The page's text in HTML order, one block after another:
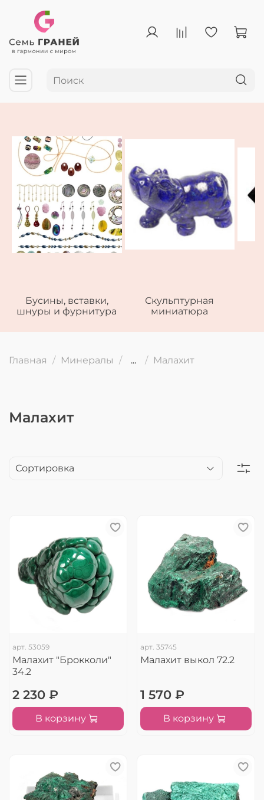
Бусины, вставки,
шнуры и фурнитура
Скульптурная
миниатюра
Главная Минералы ... Малахит
Малахит
арт. 53059
Малахит "Брокколи"
34.2
2 230 ₽
В корзину
арт. 35745
Малахит выкол 72.2
1 570 ₽
В корзину